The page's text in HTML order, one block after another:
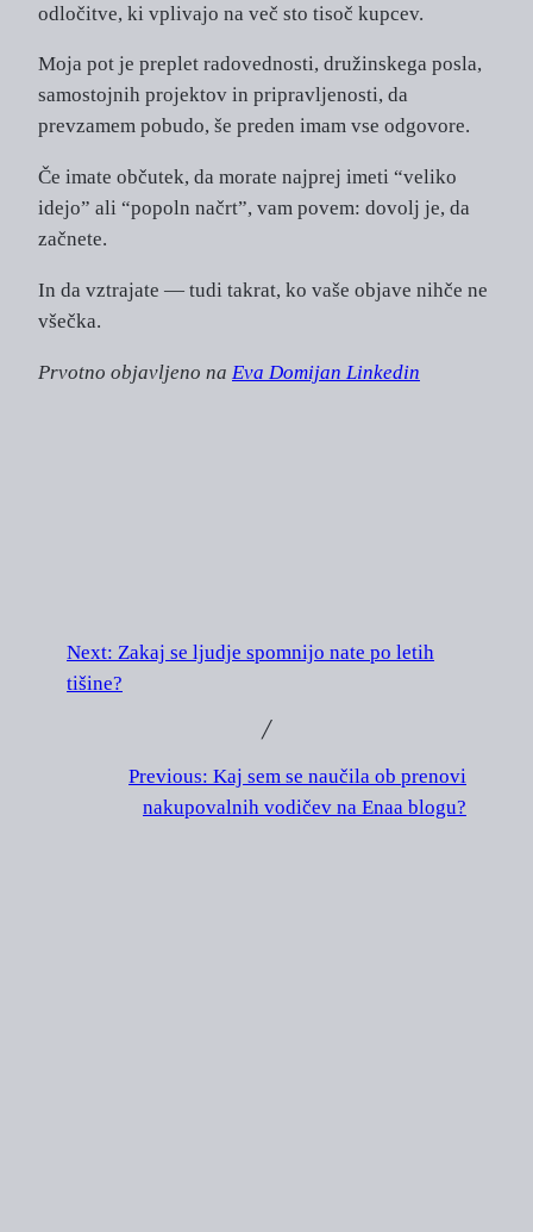
odločitve, ki vplivajo na več sto tisoč kupcev.
Moja pot je preplet radovednosti, družinskega posla,
samostojnih projektov in pripravljenosti, da
prevzamem pobudo, še preden imam vse odgovore.
Če imate občutek, da morate najprej imeti “veliko
idejo” ali “popoln načrt”, vam povem: dovolj je, da
začnete.
In da vztrajate — tudi takrat, ko vaše objave nihče ne
všečka.
Prvotno objavljeno na Eva Domijan Linkedin
Next: Zakaj se ljudje spomnijo nate po letih
tišine?
╱
Previous: Kaj sem se naučila ob prenovi
nakupovalnih vodičev na Enaa blogu?